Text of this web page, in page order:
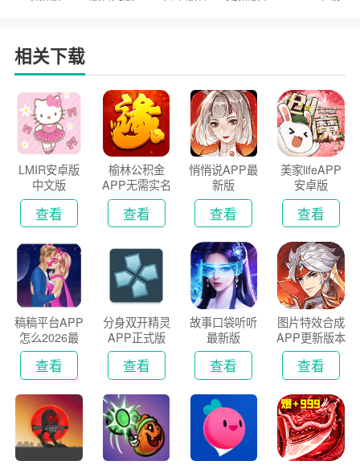
相关下载
LMIR安卓版
中文版
查看
榆林公积金
APP无需实名
认证版
查看
悄悄说APP最
新版
查看
美家lifeAPP
安卓版
查看
稿稿平台APP
怎么2026最
新版
查看
分身双开精灵
APP正式版
查看
故事口袋听听
最新版
查看
图片特效合成
APP更新版本
2026
查看